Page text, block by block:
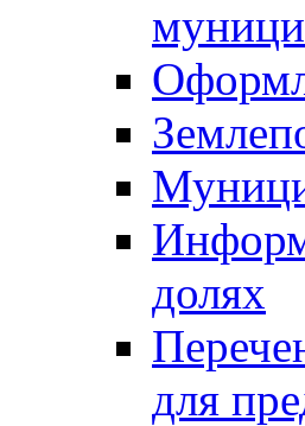
долях
для